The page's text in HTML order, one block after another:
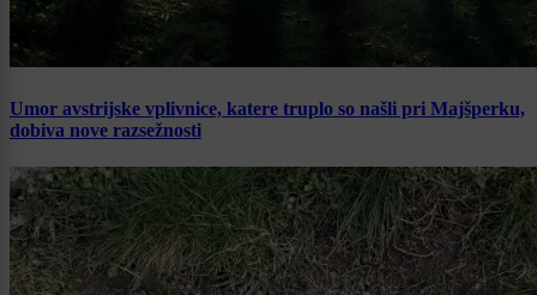
Umor avstrijske vplivnice, katere truplo so našli pri Majšperku,
dobiva nove razsežnosti